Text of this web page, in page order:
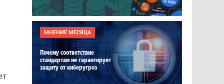
МНЕНИЕ МЕСЯЦА
Почему соответствие
стандартам не гарантирует
защиту от киберугроз